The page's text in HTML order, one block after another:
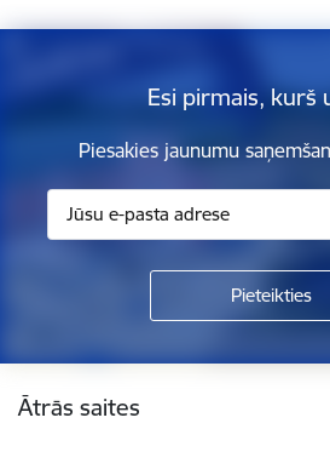
Esi pirmais, kurš
Piesakies jaunumu
Ātrās saites